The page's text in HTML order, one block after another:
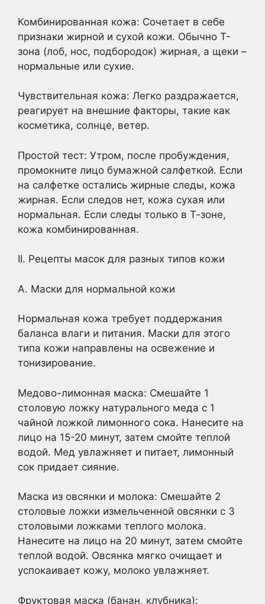
Комбинированная кожа: Сочетает в себе
признаки жирной и сухой кожи. Обычно Т-
зона (лоб, нос, подбородок) жирная, а щеки –
нормальные или сухие.
Чувствительная кожа: Легко раздражается,
реагирует на внешние факторы, такие как
косметика, солнце, ветер.
Простой тест: Утром, после пробуждения,
промокните лицо бумажной салфеткой. Если
на салфетке остались жирные следы, кожа
жирная. Если следов нет, кожа сухая или
нормальная. Если следы только в Т-зоне,
кожа комбинированная.
II. Рецепты масок для разных типов кожи
А. Маски для нормальной кожи
Нормальная кожа требует поддержания
баланса влаги и питания. Маски для этого
типа кожи направлены на освежение и
тонизирование.
Медово-лимонная маска: Смешайте 1
столовую ложку натурального меда с 1
чайной ложкой лимонного сока. Нанесите на
лицо на 15-20 минут, затем смойте теплой
водой. Мед увлажняет и питает, лимонный
сок придает сияние.
Маска из овсянки и молока: Смешайте 2
столовые ложки измельченной овсянки с 3
столовыми ложками теплого молока.
Нанесите на лицо на 20 минут, затем смойте
теплой водой. Овсянка мягко очищает и
успокаивает кожу, молоко увлажняет.
Фруктовая маска (банан, клубника):